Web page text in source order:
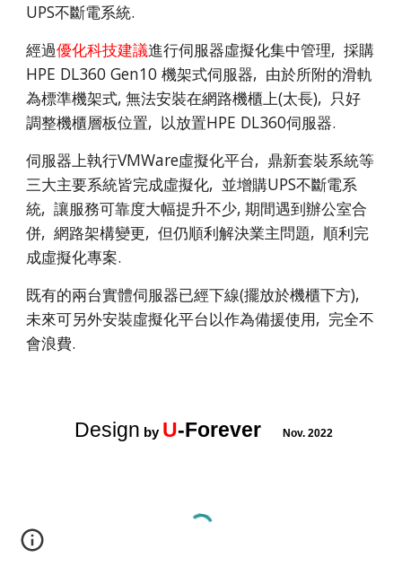
UPS不斷電系統.
經過優化科技建議進行伺服器虛擬化集中管理, 採購
HPE DL360 Gen10 機架式伺服器, 由於所附的滑軌
為標準機架式, 無法安裝在網路機櫃上(太長), 只好
調整機櫃層板位置, 以放置HPE DL360伺服器.
伺服器上執行VMWare虛擬化平台, 鼎新套裝系統等
三大主要系統皆完成虛擬化, 並增購UPS不斷電系
統, 讓服務可靠度大幅提升不少, 期間遇到辦公室合
併, 網路架構變更,但仍順利解決業主問題, 順利完
成虛擬化專案.
既有的兩台實體伺服器已經下線(擺放於機櫃下方),
未來可另外安裝虛擬化平台以作為備援使用, 完全不
會浪費.
Design by U-Forever Nov. 2022